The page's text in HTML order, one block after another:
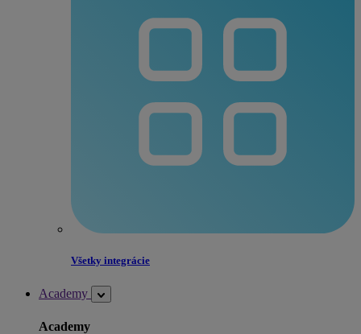
Všetky integrácie
Academy
Academy